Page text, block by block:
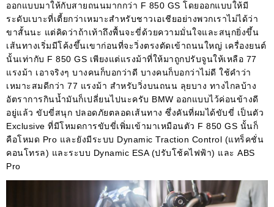
ออกแบบมาให้กับสายถนนมากกว่า F 850 GS โดยออกแบบให้มี
ระดับเบาะที่เตี้ยกว่าเหมาะสำหรับชาวเอเชียอย่างพวกเราไม่ได้ว่า
ขาสั้นนะ แต่คิดว่าถ้าเท้าถึงพื้นจะขี่ด้วยความมั่นใจและสนุกยิ่งขึ้น
เส้นทางเริ่มมีโค้งขึ้นเขาก่อนที่จะวิ่งตรงตัดเข้าถนนใหญ่ เครื่องยนต์
นั้นเท่ากับ F 850 GS เพียงแต่แรงม้าที่ให้มาถูกปรับจูนให้เหลือ 77
แรงม้า เอาจริงๆ บางคนก็บอกว่าดี บางคนก็บอกว่าไม่ดี ใช้คำว่า
เหมาะสมดีกว่า 77 แรงม้า สำหรับวิ่งบนถนน ลุยบาง ทางไกลบ้าง
อัตราการกินน้ำมันก็เปลี่ยนไปนะครับ BMW ออกแบบไว้ค่อนข้างดี
อยู่แล้ว ขับขี่สนุก ปลอดภัยตลอดเส้นทาง ซึ่งคันที่ผมได้ขับขี่ เป็นตัว
Exclusive ที่มีโหมดการขับขี่เพิ่มเข้ามาเหมือนตัว F 850 GS นั้นก็
คือโหมด Pro และยังมีระบบ Dynamic Traction Control (แทร็คชั่น
คอนโทรล) และระบบ Dynamic ESA(ปรับโช้คไฟฟ้า) และ ABS
Pro